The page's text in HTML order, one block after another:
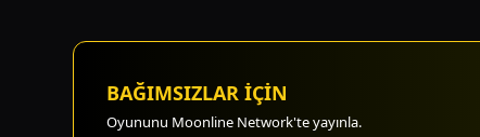
BAĞIMSIZLAR İÇİN
Oyununu Moonline Network'te yayınla.